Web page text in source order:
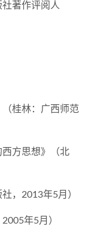
著作评阅人
桂林：广西师范
方思想》（北
，2013年5月）
年5月）